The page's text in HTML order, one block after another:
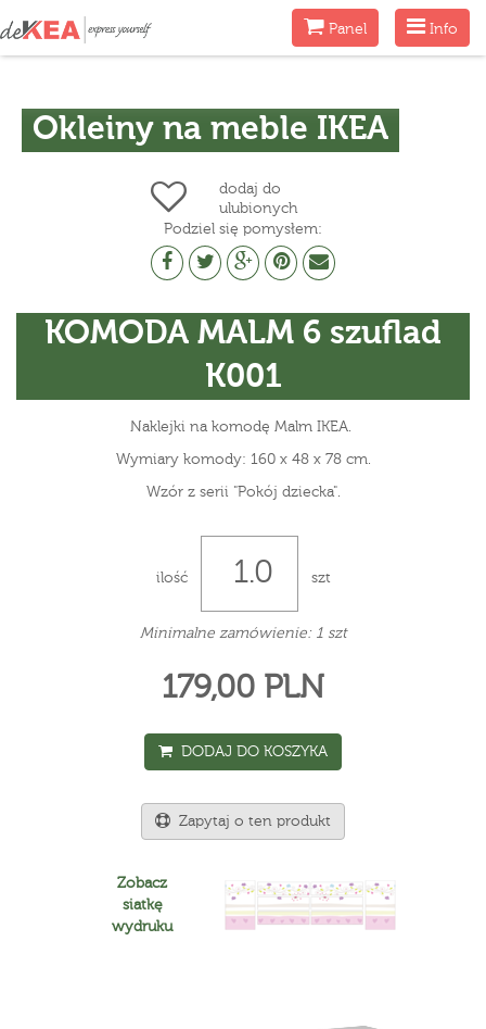
Menu
Info
MenuPanel
Okleiny na meble IKEA
dodaj do
ulubionych
Podziel się pomysłem:
KOMODA MALM 6 szuflad
K001
Naklejki na komodę Malm IKEA.
Wymiary komody: 160 x 48 x 78 cm.
Wzór z serii "Pokój dziecka".
ilość szt
Minimalne zamówienie: 1 szt
179,00 PLN
DODAJ DO KOSZYKA
Zapytaj o ten produkt
Zobacz
siatkę
wydruku